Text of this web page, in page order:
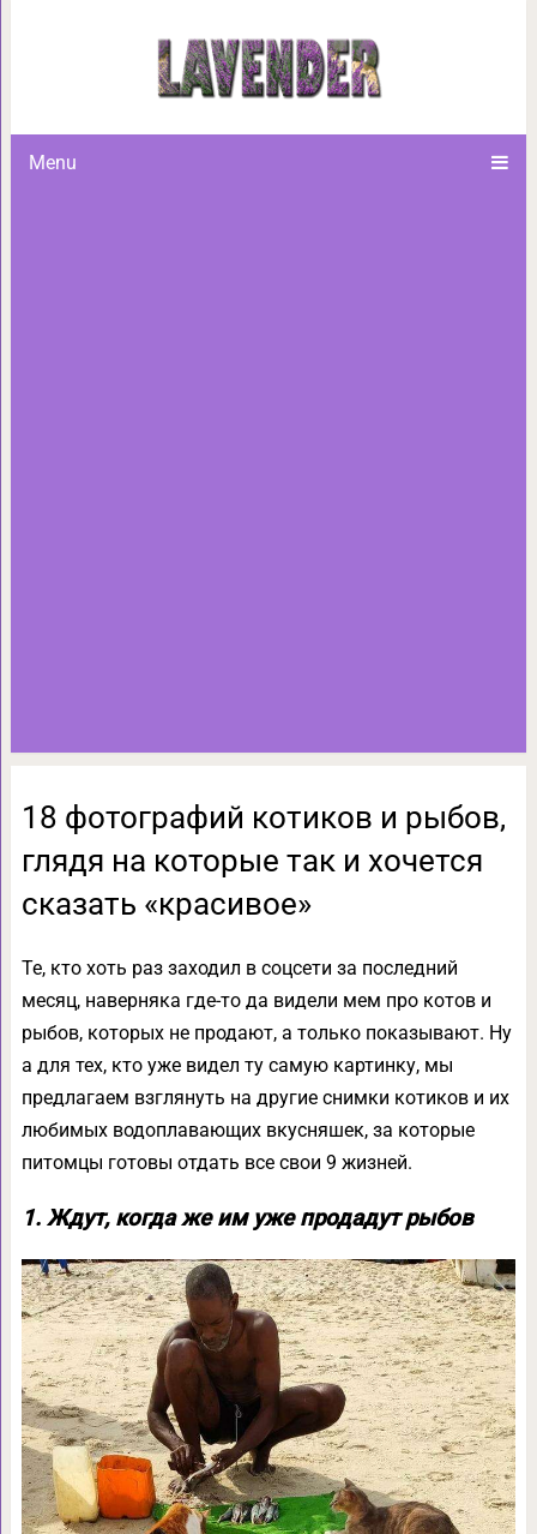
Menu
18 фотографий котиков и
хочется
18 фотографий котиков и рыбов,
глядя на которые так и хочется
сказать «красивое»
Те, кто хоть раз заходил в соцсети за последний
месяц, наверняка где-то да видели мем про котов и
рыбов, которых не продают, а только показывают. Ну
а для тех, кто уже видел ту самую картинку, мы
предлагаем взглянуть на другие снимки котиков и их
любимых водоплавающих вкусняшек, за которые
питомцы готовы отдать все свои 9 жизней.
1. Ждут, когда же им уже продадут рыбов